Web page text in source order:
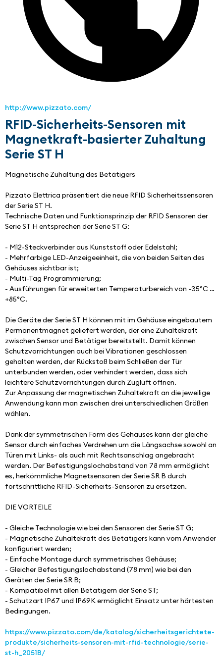
http://www.pizzato.com/
RFID-Sicherheits-Sensoren mit
Magnetkraft-basierter Zuhaltung
Serie ST H
Magnetische Zuhaltung des Betätigers
Pizzato Elettrica präsentiert die neue RFID Sicherheitssensoren
der Serie ST H.
Technische Daten und Funktionsprinzip der RFID Sensoren der
Serie ST H entsprechen der Serie ST G:
- M12-Steckverbinder aus Kunststoff oder Edelstahl;
- Mehrfarbige LED-Anzeigeeinheit, die von beiden Seiten des
Gehäuses sichtbar ist;
- Multi-Tag Programmierung;
- Ausführungen für erweiterten Temperaturbereich von -35°C …
+85°C.
Die Geräte der Serie ST H können mit im Gehäuse eingebautem
Permanentmagnet geliefert werden, der eine Zuhaltekraft
zwischen Sensor und Betätiger bereitstellt. Damit können
Schutzvorrichtungen auch bei Vibrationen geschlossen
gehalten werden, der Rückstoß beim Schließen der Tür
unterbunden werden, oder verhindert werden, dass sich
leichtere Schutzvorrichtungen durch Zugluft öffnen.
Zur Anpassung der magnetischen Zuhaltekraft an die jeweilige
Anwendung kann man zwischen drei unterschiedlichen Größen
wählen.
Dank der symmetrischen Form des Gehäuses kann der gleiche
Sensor durch einfaches Verdrehen um die Längsachse sowohl an
Türen mit Links- als auch mit Rechtsanschlag angebracht
werden. Der Befestigungslochabstand von 78 mm ermöglicht
es, herkömmliche Magnetsensoren der Serie SR B durch
fortschrittliche RFID-Sicherheits-Sensoren zu ersetzen.
DIE VORTEILE
- Gleiche Technologie wie bei den Sensoren der Serie ST G;
- Magnetische Zuhaltekraft des Betätigers kann vom Anwender
konfiguriert werden;
- Einfache Montage durch symmetrisches Gehäuse;
- Gleicher Befestigungslochabstand (78 mm) wie bei den
Geräten der Serie SR B;
- Kompatibel mit allen Betätigern der Serie ST;
- Schutzart IP67 und IP69K ermöglicht Einsatz unter härtesten
Bedingungen.
https://www.pizzato.com/de/katalog/sicherheitsgerichtete-
produkte/sicherheits-sensoren-mit-rfid-technologie/serie-
st-h_2051B/